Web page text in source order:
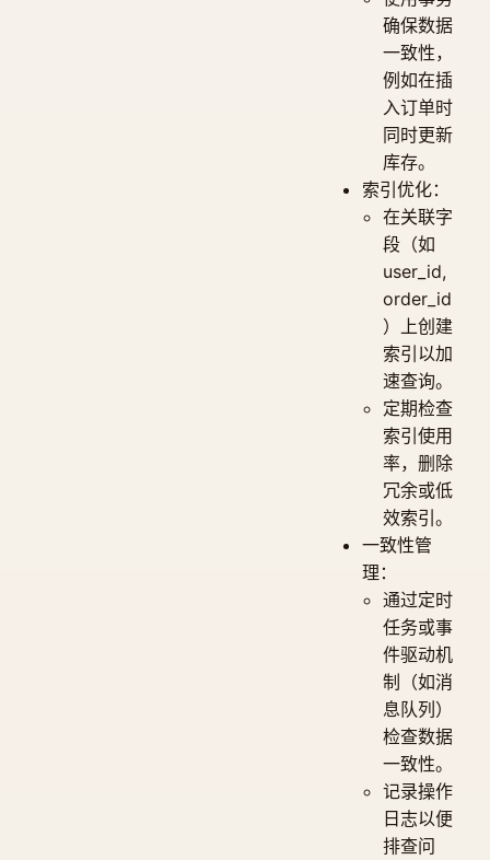
确保数据
一致性，
例如在插
入订单时
同时更新
库存。
索引优化：
在关联字
段（如
user_id,
order_id
）上创建
索引以加
速查询。
定期检查
索引使用
率，删除
冗余或低
效索引。
一致性管
理：
通过定时
任务或事
件驱动机
制（如消
息队列）
检查数据
一致性。
记录操作
日志以便
排查问